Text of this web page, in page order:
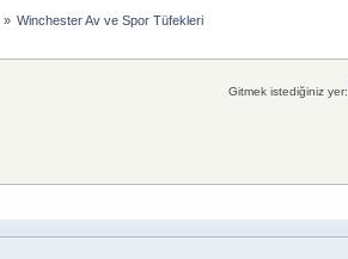
» Winchester Av ve Spor Tüfekleri
Gitmek istediğiniz yer: